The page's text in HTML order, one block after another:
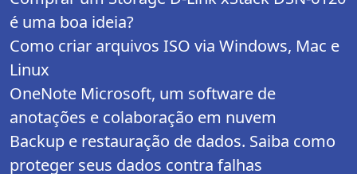
é uma boa ideia?
Como criar arquivos ISO via Windows, Mac e
Linux
OneNote Microsoft, um software de
anotações e colaboração em nuvem
Backup e restauração de dados. Saiba como
proteger seus dados contra falhas